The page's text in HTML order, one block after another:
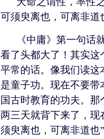
可须臾离也，可离非道
《中庸》第一句话
看了头都大了！其实
平常的话。像我们读
是童子功。现在不要
国古时教育的功夫。
两三天就背下来了，现
须臾离也，可离非道也